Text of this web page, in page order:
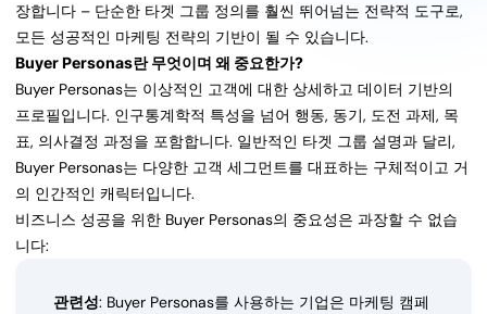
장합니다 – 단순한 타겟 그룹 정의를 훨씬 뛰어넘는 전략적 도구로,
모든 성공적인 마케팅 전략의 기반이 될 수 있습니다.
Buyer Personas란 무엇이며 왜 중요한가?
Buyer Personas는 이상적인 고객에 대한 상세하고 데이터 기반의
프로필입니다. 인구통계학적 특성을 넘어 행동, 동기, 도전 과제, 목
표, 의사결정 과정을 포함합니다. 일반적인 타겟 그룹 설명과 달리,
Buyer Personas는 다양한 고객 세그먼트를 대표하는 구체적이고 거
의 인간적인 캐릭터입니다.
비즈니스 성공을 위한 Buyer Personas의 중요성은 과장할 수 없습
니다:
관련성: Buyer Personas를 사용하는 기업은 마케팅 캠페